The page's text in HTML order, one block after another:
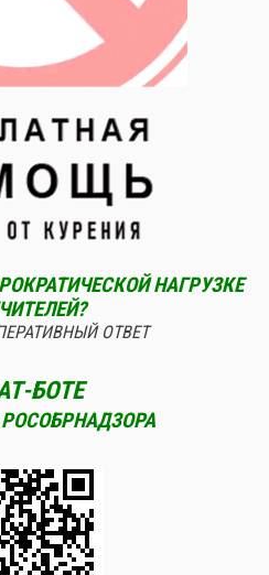
НАГРУЗКЕ
ОТВЕТ
БОТЕ